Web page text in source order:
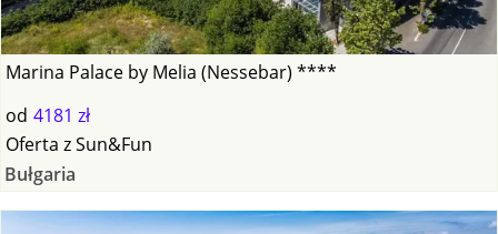
Marina Palace by Melia (Nessebar) ****
od 4181 zł
Oferta zSun&Fun
Bułgaria